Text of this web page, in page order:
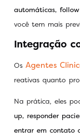
automáticas,
você tem mais
Integração
Os Agentes
reativas quanto
Na prática, eles
up, responder
entrar em contato